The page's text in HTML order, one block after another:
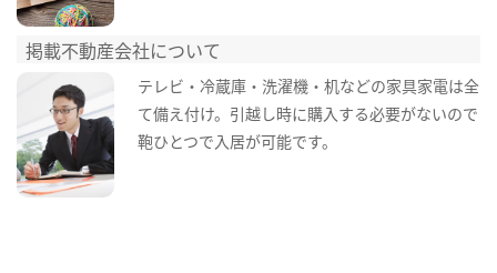
掲載不動産会社について
テレビ・冷蔵庫・洗濯機・机などの家具家電は全
て備え付け。引越し時に購入する必要がないので
鞄ひとつで入居が可能です。